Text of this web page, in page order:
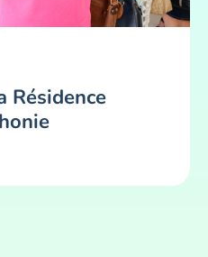
Résidence